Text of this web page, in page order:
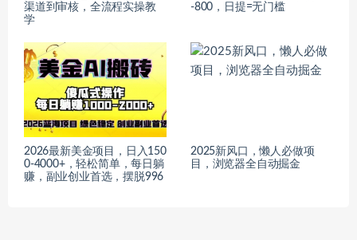
渠道到审核，全流程实操教
学
-800，日提=无门槛
2026最新美金项目，日入150
0-4000+，轻松简单，每日躺
赚，副业创业首选，摆脱996
2025新风口，懒人必做项
目，浏览器全自动掘金